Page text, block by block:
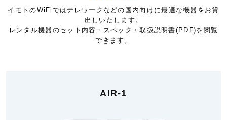
イモトのWiFiではテレワークなどの国内向けに最適な機器をお貸
出しいたします。
レンタル機器のセット内容・スペック・取扱説明書(PDF)を閲覧
できます。
AIR-1